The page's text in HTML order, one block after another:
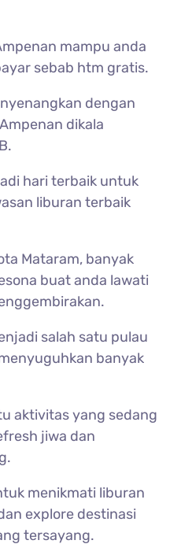
mampu anda
sebab htm gratis.
dengan
dikala
hari terbaik untuk
liburan terbaik
Mataram, banyak
buat anda lawati
salah satu pulau
banyak
aktivitas yang sedang
jiwa dan
menikmati liburan
explore destinasi
tersayang.